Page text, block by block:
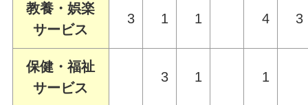
教養・娯楽
サービス
3 1 1 4 3
保健・福祉
サービス
3 1 1